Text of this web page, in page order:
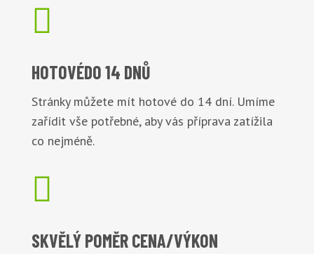

HOTOVÉDO 14 DNŮ
Stránky můžete mít hotové do 14 dní. Umíme
zařídit vše potřebné, aby vás příprava zatížila
co nejméně.

SKVĚLÝ POMĚRCENA/VÝKON